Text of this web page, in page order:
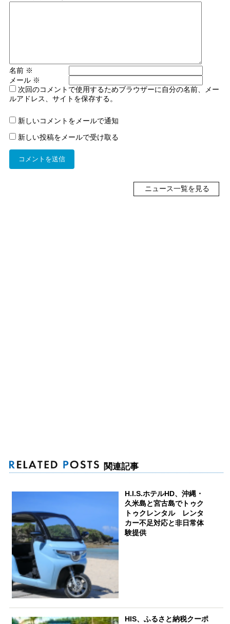
名前 ※
メール ※
次回のコメントで使用するためブラウザーに自分の名前、メー
ルアドレス、サイトを保存する。
新しいコメントをメールで通知
新しい投稿をメールで受け取る
ニュース一覧を見る
関連記事
H.I.S.ホテルHD、沖縄・
久米島と宮古島でトゥク
トゥクレンタル レンタ
カー不足対応と非日常体
験提供
HIS、ふるさと納税クーポ